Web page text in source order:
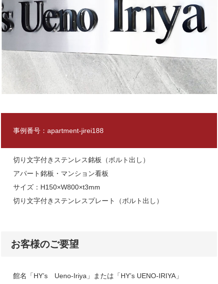
事例番号：apartment-jirei188
切り文字付きステンレス銘板（ボルト出し）
アパート銘板・マンション看板
サイズ：H150×W800×t3mm
切り文字付きステンレスプレート（ボルト出し）
お客様のご要望
館名「HY’s Ueno-Iriya」または「HY’s UENO-IRIYA」